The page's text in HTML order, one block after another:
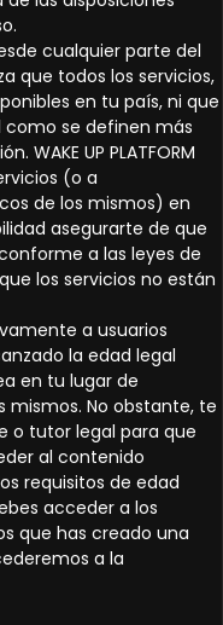
cualquier parte del
que todos los servicios,
en tu país, ni que
como se definen más
WAKE UP PLATFORM
(o a
de los mismos) en
asegurarte de que
a las leyes de
los servicios no están
a usuarios
la edad legal
en tu lugar de
mismos. No obstante, te
o tutor legal para que
al contenido
requisitos de edad
acceder a los
que has creado una
a la